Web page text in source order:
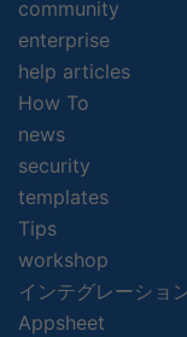
community
enterprise
help articles
How To
news
security
templates
Tips
workshop
インテグレーショ
Appsheet